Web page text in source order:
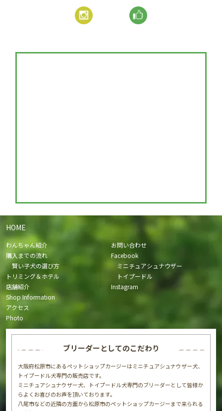
HOME
わんちゃん紹介
購入までの流れ
賢い子犬の選び方
トリミング＆ホテル
店舗紹介
Shop Information
アクセス
Photo
お問い合わせ
Facebook
ミニチュアシュナウザー
トイプードル
Instagram
ブリーダーとしてのこだわり
大阪府松原市にあるペットショップカージーはミニチュアシュナウザー犬、
トイプードル犬専門の販売店です。
ミニチュアシュナウザー犬、トイプードル犬専門のブリーダーとして皆様か
らよくお喜びのお声を頂いております。
八尾市などの近隣の方面から松原市のペットショップカージーまで来られる